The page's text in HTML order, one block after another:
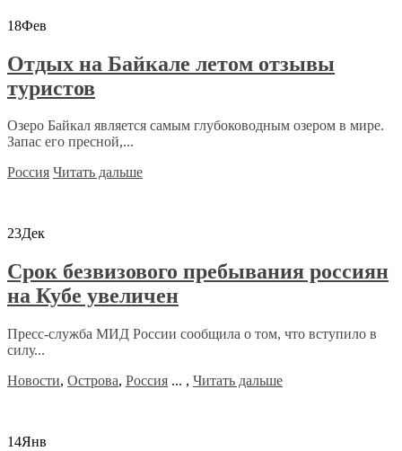
18Фев
Отдых на Байкале летом отзывы
туристов
Озеро Байкал является самым глубоководным озером в мире.
Запас его пресной,...
Россия Читать дальше
23Дек
Срок безвизового пребывания россиян
на Кубе увеличен
Пресс-служба МИД России сообщила о том, что вступило в
силу...
Новости, Острова, Россия ... , Читать дальше
14Янв